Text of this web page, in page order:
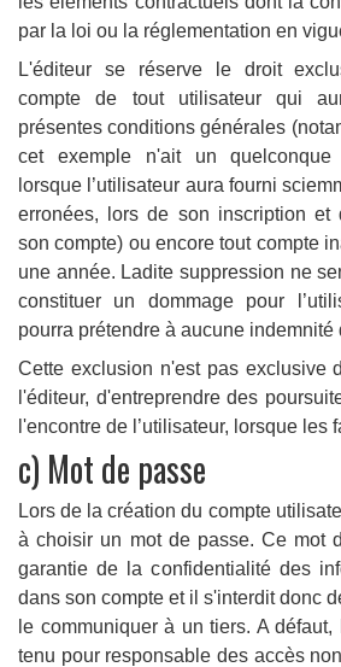
par la loi ou la réglementation en
L'éditeur se réserve le droit
compte de tout utilisateur qui
présentes conditions générales
cet exemple n'ait un quelconque
lorsque l’utilisateur aura fourni
erronées, lors de son inscription et
son compte) ou encore tout compte
une année. Ladite suppression ne
constituer un dommage pour
pourra prétendre à aucune indemnité
Cette exclusion n'est pas exclusive
l'éditeur, d'entreprendre des
l'encontre de l’utilisateur, lorsque les
c) Mot de passe
Lors de la création du compte
à choisir un mot de passe. Ce mot
garantie de la confidentialité des
dans son compte et il s'interdit donc
le communiquer à un tiers. A
tenu pour responsable des accès